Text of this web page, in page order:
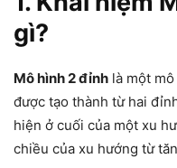
gì?
Mô hình 2 đỉnh là một
được tạo thành từ hai
hiện ở cuối của một xu
chiều của xu hướng từ